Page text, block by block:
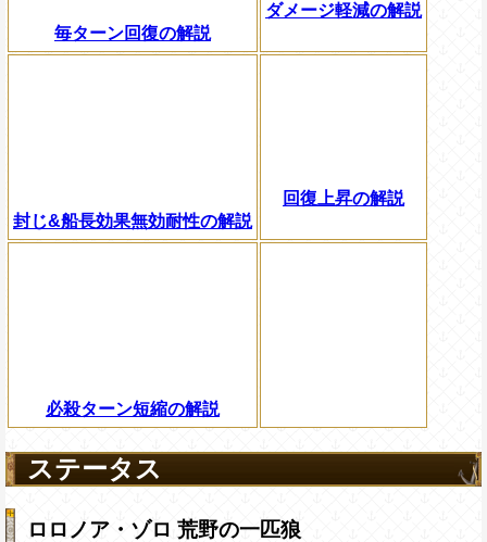
毎ターン回復の解説
ダメージ軽減の解説
封じ&船長効果無効耐性の解説
回復上昇の解説
必殺ターン短縮の解説
ステータス
ロロノア・ゾロ 荒野の一匹狼